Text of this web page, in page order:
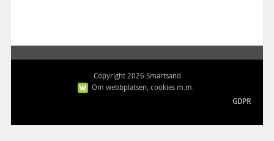
Copyright 2026 Smartsand
Om webbplatsen, cookies m.m.
GDPR